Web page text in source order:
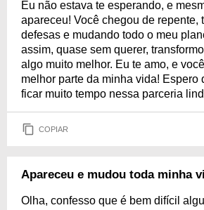
Eu não estava te esperando, e
apareceu! Você chegou de repente,
defesas e mudando todo o meu
assim, quase sem querer,
algo muito melhor. Eu te amo, e
melhor parte da minha vida! Espero
ficar muito tempo nessa parceria
COPIAR
Apareceu e mudou toda minha
Olha, confesso que é bem difícil